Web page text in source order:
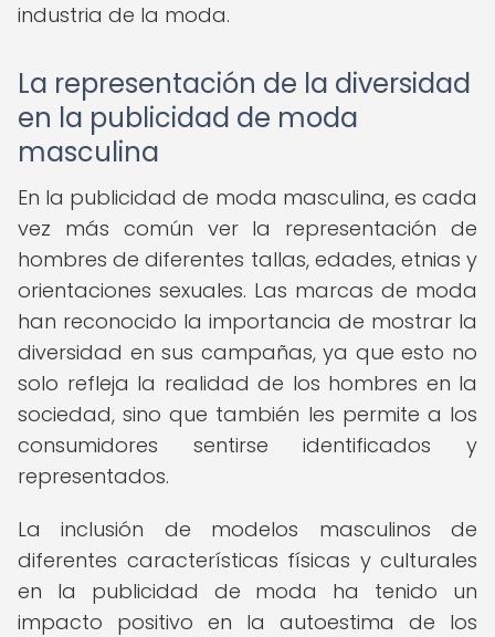
industria de la moda.
La representación de la diversidad
en la publicidad de moda
masculina
En la publicidad de moda masculina, es cada
vez más común ver la representación de
hombres de diferentes tallas, edades, etnias y
orientaciones sexuales. Las marcas de moda
han reconocido la importancia de mostrar la
diversidad en sus campañas, ya que esto no
solo refleja la realidad de los hombres en la
sociedad, sino que también les permite a los
consumidores sentirse identificados y
representados.
La inclusión de modelos masculinos de
diferentes características físicas y culturales
en la publicidad de moda ha tenido un
impacto positivo en la autoestima de los